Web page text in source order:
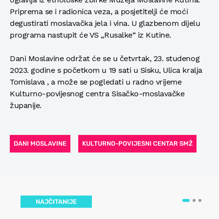
Priprema se i radionica veza, a posjetitelji će moći
degustirati moslavačka jela i vina. U glazbenom dijelu
programa nastupit će VS „Rusalke“ iz Kutine.
Dani Moslavine održat će se u četvrtak, 23. studenog
2023. godine s početkom u 19 sati u Sisku, Ulica kralja
Tomislava , a može se pogledati u radno vrijeme
Kulturno-povijesnog centra Sisačko-moslavačke
županije.
DANI MOSLAVINE KULTURNO-POVIJESNI CENTAR SMŽ
NAJČITANIJE